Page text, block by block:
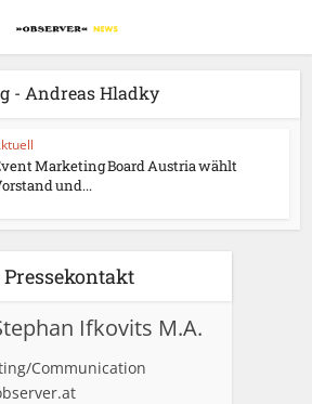
- Andreas Hladky
Marketing Board Austria wählt
und...
Pressekontakt
Ifkovits M.A.
Communication